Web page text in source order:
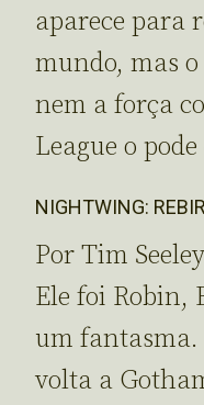
aparece para
mundo, mas
nem a força
League o pode
NIGHTWING:
Por Tim
Ele foi Robin,
um fantasma.
volta a